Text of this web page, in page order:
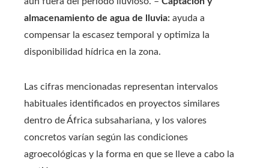
almacenamiento de agua de lluvia: ayuda a
compensar la escasez temporal y optimiza la
disponibilidad hídrica en la zona.
Las cifras mencionadas representan intervalos
habituales identificados en proyectos similares
dentro de África subsahariana, y los valores
concretos varían según las condiciones
agroecológicas y la forma en que se lleve a cabo la